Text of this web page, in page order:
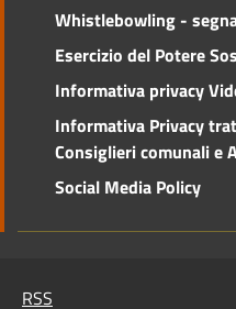
Whistlebowling -
Esercizio del Potere
Informativa privacy
Informativa Privacy
Consiglieri comunali e
Social Media Policy
RSS